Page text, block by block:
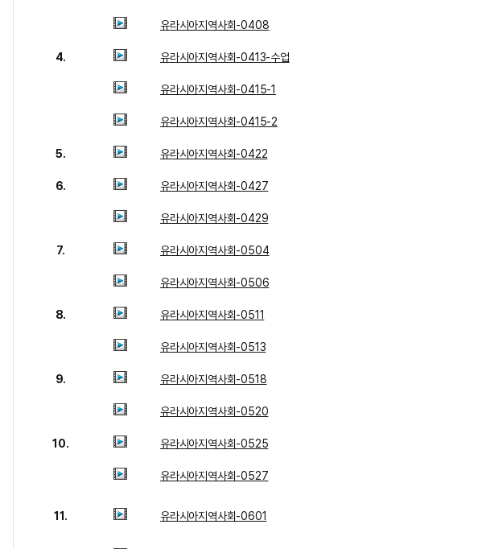
유라시아지역사회-0408
4. 유라시아지역사회-0413-수업
유라시아지역사회-0415-1
유라시아지역사회-0415-2
5. 유라시아지역사회-0422
6. 유라시아지역사회-0427
유라시아지역사회-0429
7. 유라시아지역사회-0504
유라시아지역사회-0506
8. 유라시아지역사회-0511
유라시아지역사회-0513
9. 유라시아지역사회-0518
유라시아지역사회-0520
10. 유라시아지역사회-0525
유라시아지역사회-0527
11. 유라시아지역사회-0601